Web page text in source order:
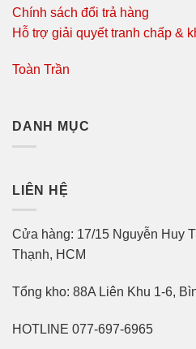
Chính sách đổi trả hàng
Hỗ trợ giải quyết tranh chấp &
Toàn Trần
DANH MỤC
LIÊN HỆ
Cửa hàng: 17/15 Nguyễn Huy
Thạnh, HCM
Tổng kho: 88A Liên Khu 1-6,
HOTLINE 077-697-6965